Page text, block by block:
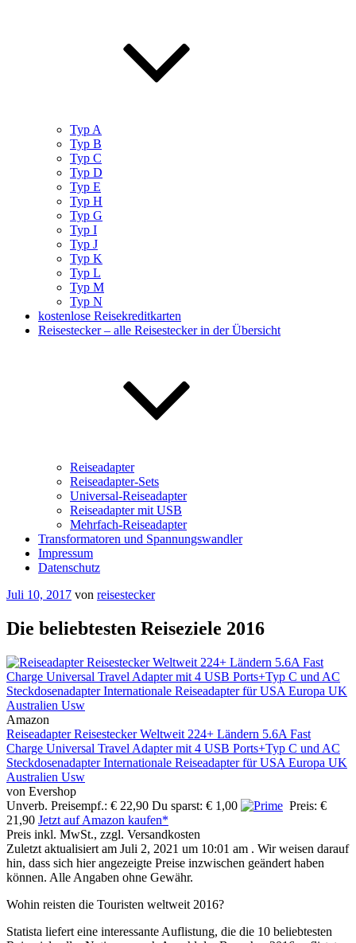
Typ A
Typ B
Typ C
Typ D
Typ E
Typ H
Typ G
Typ I
Typ J
Typ K
Typ L
Typ M
Typ N
kostenlose Reisekreditkarten
Reisestecker – alle Reisestecker in der Übersicht
Reiseadapter
Reiseadapter-Sets
Universal-Reiseadapter
Reiseadapter mit USB
Mehrfach-Reiseadapter
Transformatoren und Spannungswandler
Impressum
Datenschutz
Veröffentlicht
Juli 10, 2017 von reisestecker
Die beliebtesten Reiseziele 2016
Amazon
Reiseadapter Reisestecker Weltweit 224+ Ländern 5.6A Fast
Charge Universal Travel Adapter mit 4 USB Ports+Typ C und AC
Steckdosenadapter Internationale Reiseadapter für USA Europa UK
Australien Usw
von Evershop
Unverb. Preisempf.: € 22,90 Du sparst: € 1,00
Preis: €
21,90 Jetzt auf Amazon kaufen*
Preis inkl. MwSt., zzgl. Versandkosten
Zuletzt aktualisiert am Juli 2, 2021 um 10:01 am . Wir weisen darauf
hin, dass sich hier angezeigte Preise inzwischen geändert haben
können. Alle Angaben ohne Gewähr.
Wohin reisten die Touristen weltweit 2016?
Statista liefert eine interessante Auflistung, die die 10 beliebtesten